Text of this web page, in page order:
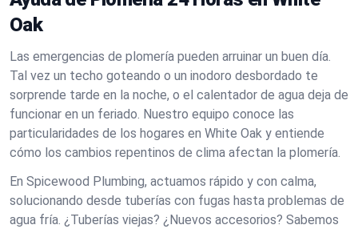
Oak
Las emergencias de plomería pueden arruinar un buen día.
Tal vez un techo goteando o un inodoro desbordado te
sorprende tarde en la noche, o el calentador de agua deja de
funcionar en un feriado. Nuestro equipo conoce las
particularidades de los hogares en White Oak y entiende
cómo los cambios repentinos de clima afectan la plomería.
En Spicewood Plumbing, actuamos rápido y con calma,
solucionando desde tuberías con fugas hasta problemas de
agua fría. ¿Tuberías viejas? ¿Nuevos accesorios? Sabemos